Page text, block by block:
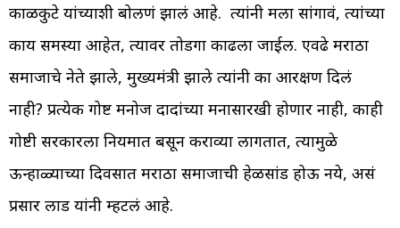
काळकुटे यांच्याशी बोलणं झालं आहे. त्यांनी मला सांगावं, त्यांच्या
काय समस्या आहेत, त्यावर तोडगा काढला जाईल. एवढे मराठा
समाजाचे नेते झाले, मुख्यमंत्री झाले त्यांनी का आरक्षण दिलं
नाही? प्रत्येक गोष्ट मनोज दादांच्या मनासारखी होणार नाही, काही
गोष्टी सरकारला नियमात बसून कराव्या लागतात, त्यामुळे
ऊन्हाळ्याच्या दिवसात मराठा समाजाची हेळसांड होऊ नये, असं
प्रसार लाड यांनी म्हटलं आहे.